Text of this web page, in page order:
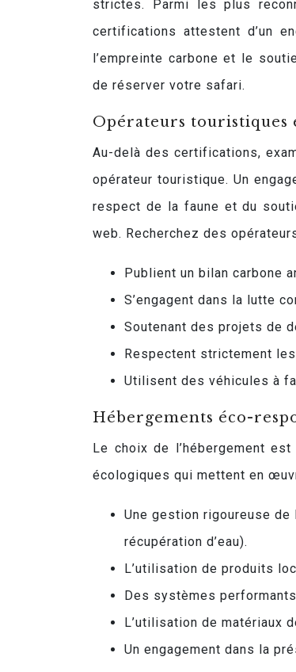
strictes. Parmi les plus
certifications attestent d’un
l’empreinte carbone et le
de réserver votre safari.
Opérateurs touristiques
Au-delà des certifications,
opérateur touristique. Un
respect de la faune et du
web. Recherchez des
Publient un bilan carbone
S’engagent dans la lutte
Soutenant des projets de
Respectent strictement
Utilisent des véhicules à
Hébergements éco-
Le choix de l’hébergement
écologiques qui mettent en
Une gestion rigoureuse de
récupération d’eau).
L’utilisation de produits
Des systèmes
L’utilisation de matériaux
Un engagement dans la